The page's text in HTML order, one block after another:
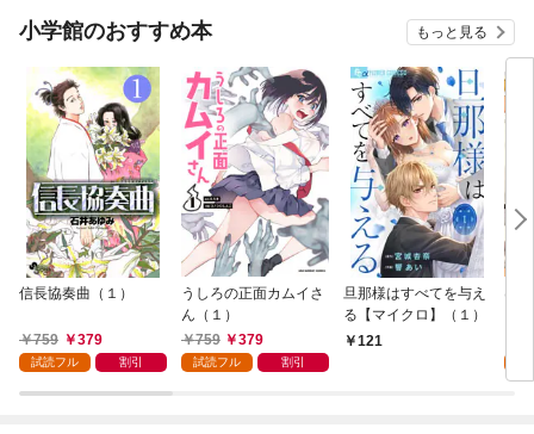
小学館のおすすめ本 もっと見る
信長協奏曲（１）
759 379
試読フル 割引
うしろの正面カムイさ
ん（１）
759
379
試読フル 割引
旦那様はすべてを与え
る【マイクロ】（１）
121
は